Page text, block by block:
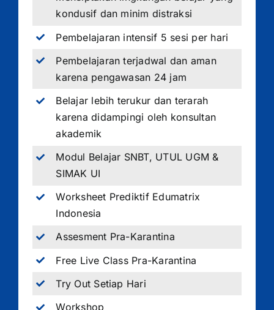
kondusif dan minim distraksi
Pembelajaran intensif 5 sesi per hari
Pembelajaran terjadwal dan aman
karena pengawasan 24 jam
Belajar lebih terukur dan terarah
karena didampingi oleh konsultan
akademik
Modul Belajar SNBT, UTUL UGM &
SIMAK UI
Worksheet Prediktif Edumatrix
Indonesia
Assesment Pra-Karantina
Free Live Class Pra-Karantina
Try Out Setiap Hari
Workshop